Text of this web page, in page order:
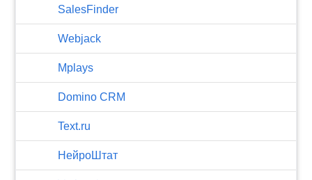
SalesFinder
Webjack
Mplays
Domino CRM
Text.ru
НейроШтат